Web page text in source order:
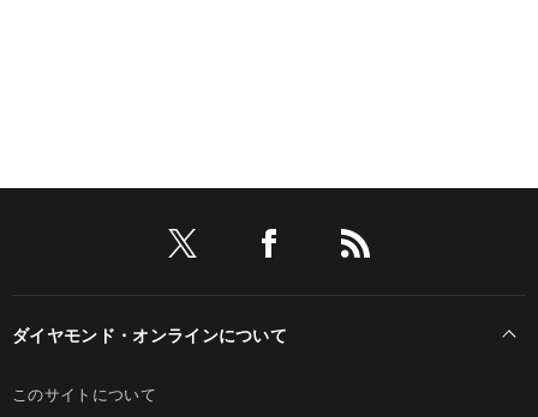
ダイヤモンド・オンラインについて
このサイトについて